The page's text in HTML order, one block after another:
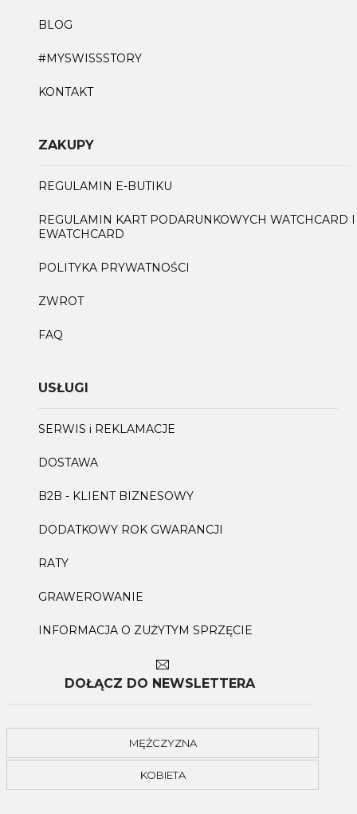
BLOG
#MYSWISSSTORY
KONTAKT
ZAKUPY
REGULAMIN E-BUTIKU
REGULAMIN KART PODARUNKOWYCH WATCHCARD I
EWATCHCARD
POLITYKA PRYWATNOŚCI
ZWROT
FAQ
USŁUGI
SERWIS i REKLAMACJE
DOSTAWA
B2B - KLIENT BIZNESOWY
DODATKOWY ROK GWARANCJI
RATY
GRAWEROWANIE
INFORMACJA O ZUŻYTYM SPRZĘCIE
DOŁĄCZ DO NEWSLETTERA
MĘŻCZYZNA
KOBIETA